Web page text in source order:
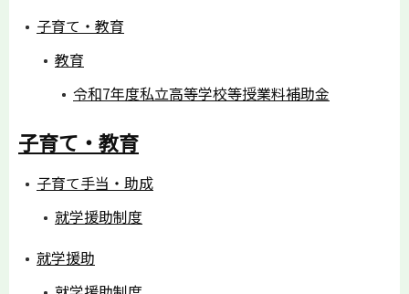
子育て・教育
教育
令和7年度私立高等学校等授業料補助金
子育て・教育
子育て手当・助成
就学援助制度
就学援助